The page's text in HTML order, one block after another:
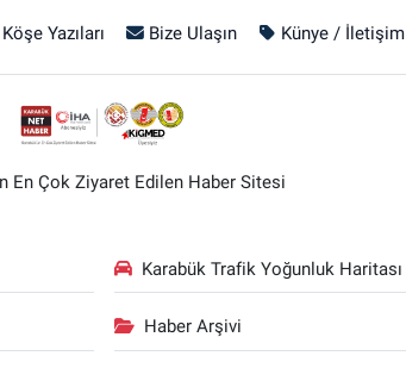
Köşe Yazıları Bize Ulaşın Künye / İletişim
En Çok Ziyaret Edilen Haber Sitesi
Karabük Trafik Yoğunluk Haritası
Haber Arşivi